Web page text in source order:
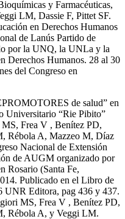
y Farmacéuticas,
LM, Dassie F, Pittet SF.
en Derechos Humanos
de Lanús Partido de
por la UNQ, la UNLa y la
Derechos Humanos. 28 al 30
del Congreso en
de salud” en
Universitario “Rie Pibito”
Frea V , Benítez PD,
Rébola A, Mazzeo M, Díaz
Nacional de Extensión
de AUGM organizado por
Rosario (Santa Fe,
Publicado en el Libro de
UNR Editora, pag 436 y 437.
MS, Frea V , Benítez PD,
Rébola A, y Veggi LM.